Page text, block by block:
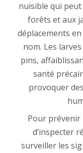
nuisible qui
forêts et aux
déplacements
nom. Les
pins,
santé
provoquer
Pour prévenir
d’inspecter
surveiller les